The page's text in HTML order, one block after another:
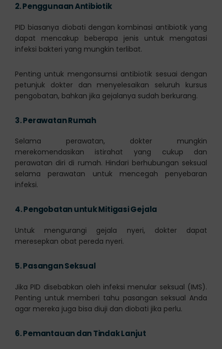
2.Penggunaan Antibiotik
PID biasanya diobati dengan kombinasi antibiotik yang
dapat mencakup beberapa jenis untuk mengatasi
infeksi bakteri yang mungkin terlibat.
Penting untuk mengonsumsi antibiotik sesuai dengan
petunjuk dokter dan menyelesaikan seluruh kursus
pengobatan, bahkan jika gejalanya sudah berkurang.
3.Perawatan Rumah
Selama perawatan, dokter mungkin
merekomendasikan istirahat yang cukup dan
perawatan diri di rumah. Hindari berhubungan seksual
selama perawatan untuk mencegah penyebaran
infeksi.
4.Pengobatan untuk Mitigasi Gejala
Untuk mengurangi gejala nyeri, dokter dapat
meresepkan obat pereda nyeri.
5.Pasangan Seksual
Jika PID disebabkan oleh infeksi menular seksual (IMS).
Penting untuk memberi tahu pasangan seksual Anda
agar mereka juga bisa diuji dan diobati jika perlu.
6.Pemantauan dan Tindak Lanjut